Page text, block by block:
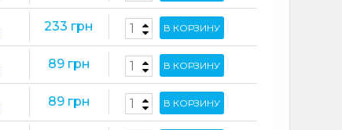
233 грн В КОРЗИНУ
89 грн В КОРЗИНУ
89 грн В КОРЗИНУ